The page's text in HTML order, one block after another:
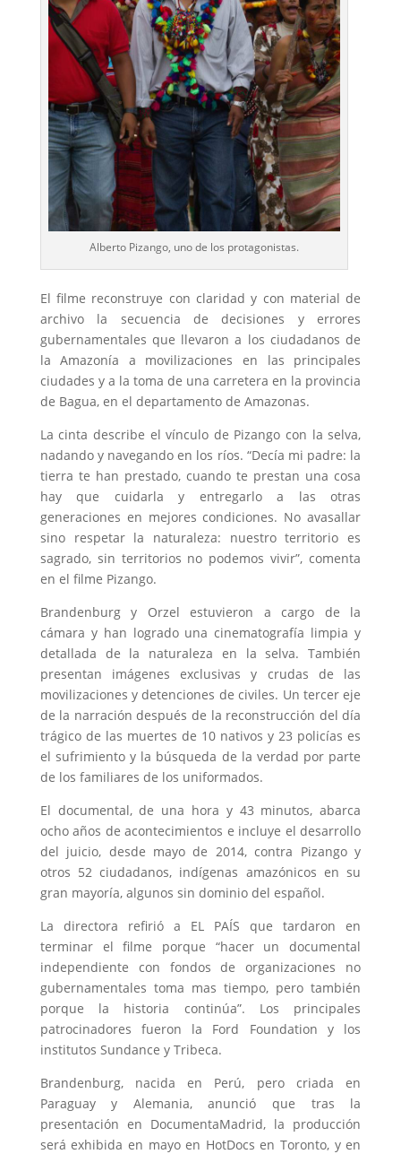
Alberto Pizango, uno de los protagonistas.
El filme reconstruye con claridad y con material de
archivo la secuencia de decisiones y errores
gubernamentales que llevaron a los ciudadanos de
la Amazonía a movilizaciones en las principales
ciudades y a la toma de una carretera en la provincia
de Bagua, en el departamento de Amazonas.
La cinta describe el vínculo de Pizango con la selva,
nadando y navegando en los ríos. “Decía mi padre: la
tierra te han prestado, cuando te prestan una cosa
hay que cuidarla y entregarlo a las otras
generaciones en mejores condiciones. No avasallar
sino respetar la naturaleza: nuestro territorio es
sagrado, sin territorios no podemos vivir”, comenta
en el filme Pizango.
Brandenburg y Orzel estuvieron a cargo de la
cámara y han logrado una cinematografía limpia y
detallada de la naturaleza en la selva. También
presentan imágenes exclusivas y crudas de las
movilizaciones y detenciones de civiles. Un tercer eje
de la narración después de la reconstrucción del día
trágico de las muertes de 10 nativos y 23 policías es
el sufrimiento y la búsqueda de la verdad por parte
de los familiares de los uniformados.
El documental, de una hora y 43 minutos, abarca
ocho años de acontecimientos e incluye el desarrollo
del juicio, desde mayo de 2014, contra Pizango y
otros 52 ciudadanos, indígenas amazónicos en su
gran mayoría, algunos sin dominio del español.
La directora refirió a EL PAÍS que tardaron en
terminar el filme porque “hacer un documental
independiente con fondos de organizaciones no
gubernamentales toma mas tiempo, pero también
porque la historia continúa”. Los principales
patrocinadores fueron la Ford Foundation y los
institutos Sundance y Tribeca.
Brandenburg, nacida en Perú, pero criada en
Paraguay y Alemania, anunció que tras la
presentación en DocumentaMadrid, la producción
será exhibida en mayo en HotDocs en Toronto, y en